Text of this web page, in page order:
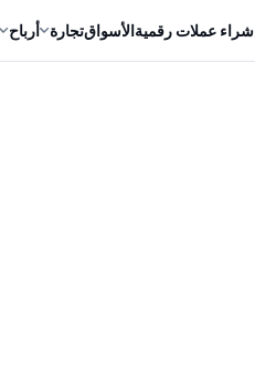
شراء عملات رقميةالأسواقتجارة أرباح